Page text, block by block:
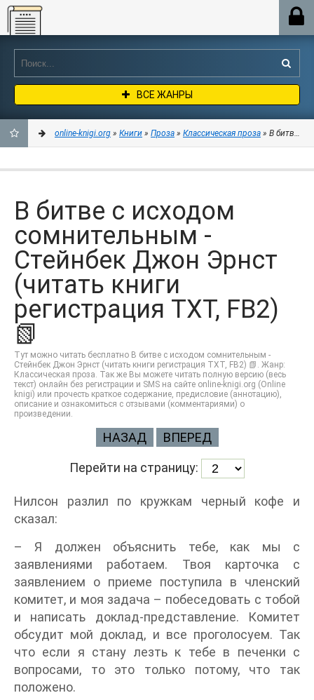
Online-knigi.org
ВСЕ ЖАНРЫ
ЗАКЛАДКИ
online-knigi.org » Книги » Проза » Классическая проза » В битве с
В битве с исходом
сомнительным -
Стейнбек Джон Эрнст
(читать книги
регистрация TXT, FB2)
📗
Тут можно читать бесплатно В битве с исходом сомнительным -
Стейнбек Джон Эрнст (читать книги регистрация TXT, FB2) 📗. Жанр:
Классическая проза. Так же Вы можете читать полную версию (весь
текст) онлайн без регистрации и SMS на сайте online-knigi.org (Online
knigi) или прочесть краткое содержание, предисловие (аннотацию),
описание и ознакомиться с отзывами (комментариями) о
произведении.
НАЗАД ВПЕРЕД
Перейти на страницу:
Нилсон разлил по кружкам черный кофе и
сказал:
– Я должен объяснить тебе, как мы с
заявлениями работаем. Твоя карточка с
заявлением о приеме поступила в членский
комитет, и моя задача – побеседовать с тобой
и написать доклад-представление. Комитет
обсудит мой доклад, и все проголосуем. Так
что если я стану лезть к тебе в печенки с
вопросами, то это только потому, что так
положено.